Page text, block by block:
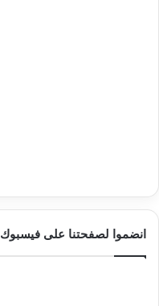
انضموا لصفحتنا على فيسبوك